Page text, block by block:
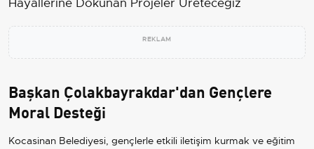
REKLAM
Başkan Çolakbayrakdar'dan Gençlere
Moral Desteği
Kocasinan Belediyesi, gençlerle etkili iletişim kurmak ve eğitim